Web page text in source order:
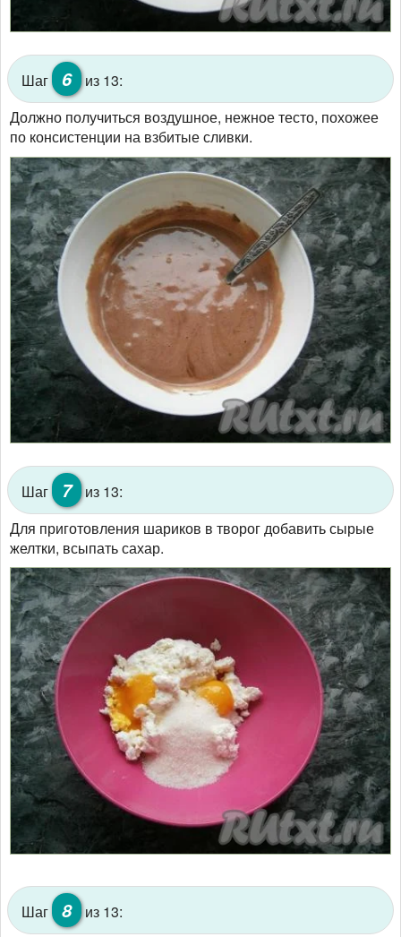
Шаг 6
из 13:
Должно получиться воздушное, нежное тесто, похожее
по консистенции на взбитые сливки.
Шаг 7
из 13:
Для приготовления шариков в творог добавить сырые
желтки, всыпать сахар.
Шаг 8
из 13: